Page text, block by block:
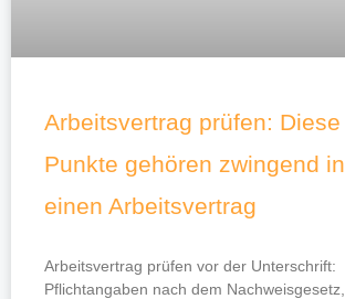
Arbeitsvertrag prüfen: Diese
Punkte gehören zwingend in
einen Arbeitsvertrag
Arbeitsvertrag prüfen vor der Unterschrift:
Pflichtangaben nach dem Nachweisgesetz,